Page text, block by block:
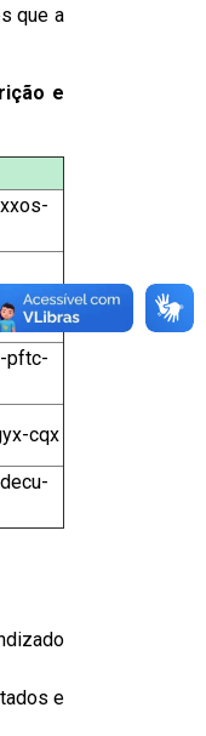
que a
e
ipx
pftc-
cqx
e